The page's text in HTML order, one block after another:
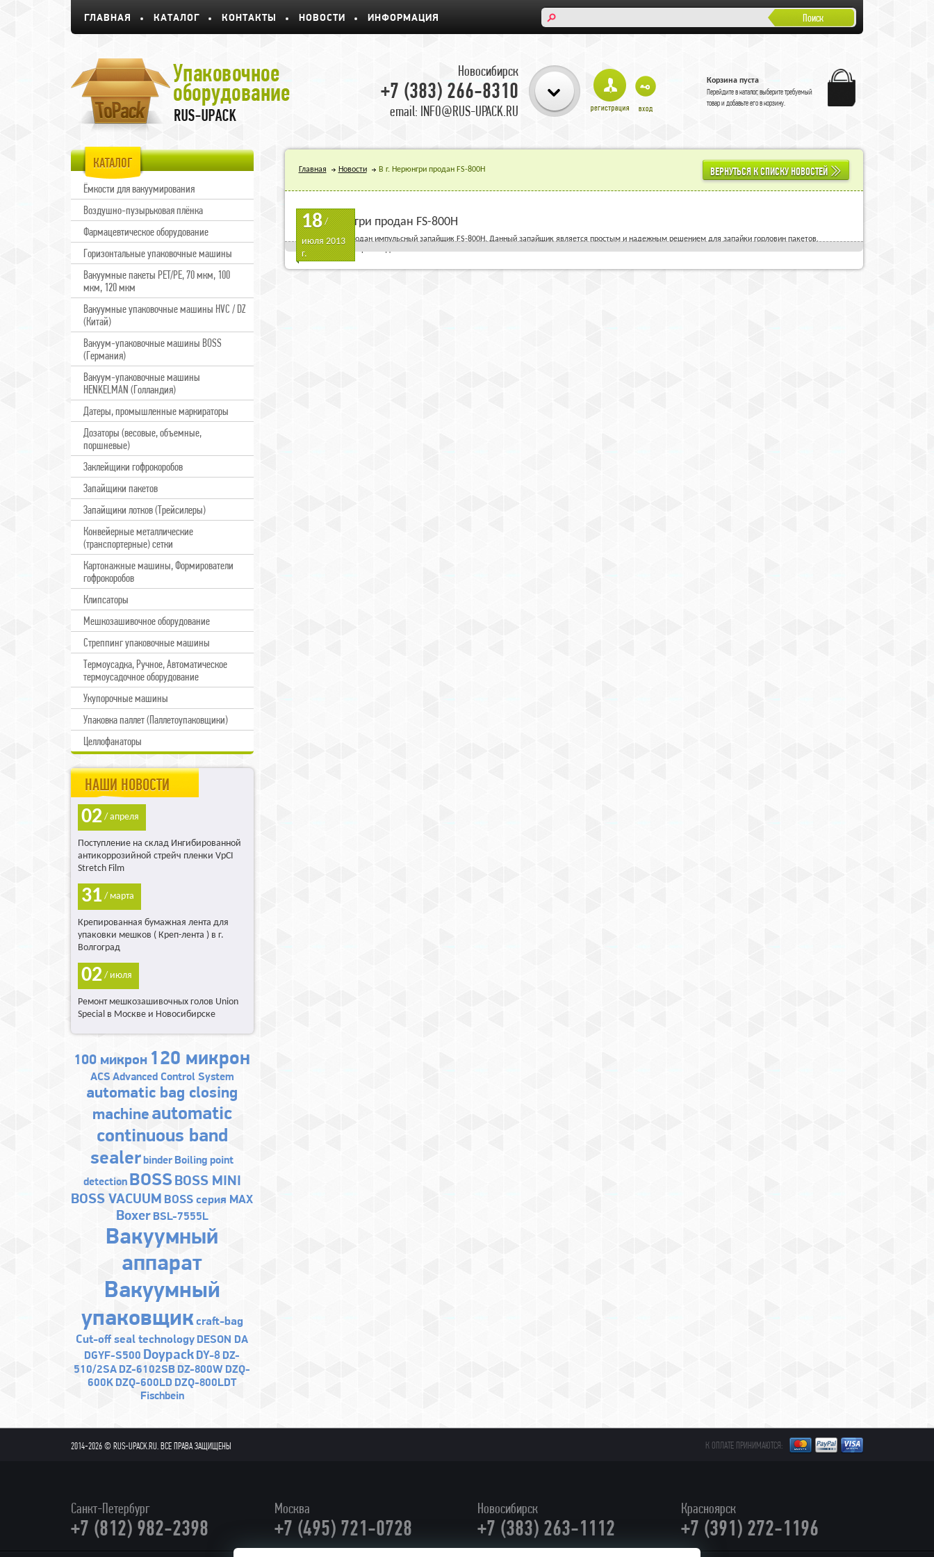
ГЛАВНАЯ КАТАЛОГ КОНТАКТЫ НОВОСТИ ИНФОРМАЦИЯ Поиск
Новосибирск
+7 (383) 266-8310
email: INFO@RUS-UPACK.RU
Корзина пуста
Перейдите вкаталог, выберите требуемый
товар и добавьте его в корзину.
КАТАЛОГ
Ёмкости для вакуумирования
Воздушно-пузырьковая плёнка
Фармацевтическое оборудование
Горизонтальные упаковочные машины
Вакуумные пакеты PET/PE, 70 мкм, 100
мкм, 120 мкм
Вакуумные упаковочные машины HVC / DZ
(Китай)
Вакуум-упаковочные машины BOSS
(Германия)
Вакуум-упаковочные машины
HENKELMAN (Голландия)
Датеры, промышленные маркираторы
Дозаторы (весовые, объемные,
поршневые)
Заклейщики гофрокоробов
Запайщики пакетов
Запайщики лотков (Трейсилеры)
Конвейерные металлические
(транспортерные) сетки
Картонажные машины, Формирователи
гофрокоробов
Клипсаторы
Мешкозашивочное оборудование
Стреппинг упаковочные машины
Термоусадка, Ручное, Автоматическое
термоусадочное оборудование
Укупорочные машины
Упаковка паллет (Паллетоупаковщики)
Целлофанаторы
НАШИ НОВОСТИ
02 / апреля
Поступление на склад Ингибированной
антикоррозийной стрейч пленки VpCI
Stretch Film
31 / марта
Крепированная бумажная лента для
упаковки мешков ( Креп-лента ) в г.
Волгоград
02 / июля
Ремонт мешкозашивочных голов Union
Special в Москве и Новосибирске
100 микрон 120 микрон
ACS Advanced Control System
automatic bag closing
machine automatic
continuous band
sealer binder Boiling point
detection BOSS BOSS MINI
BOSS VACUUM BOSS серия MAX
Boxer BSL-7555L
Bакуумный
аппарат
Bакуумный
упаковщикcraft-bag
Cut-off seal technology DESON DA
DGYF-S500 Doypack DY-8 DZ-
510/2SA DZ-6102SB DZ-800W DZQ-
600K DZQ-600LD DZQ-800LDT
Fischbein
Главная Новости В г. Нерюнгри продан FS-800H ВЕРНУТЬСЯ К СПИСКУ НОВОСТЕЙ
18/
июля 2013
г.
В г. Нерюнгри продан FS-800H
В г.Нерюнгри продан импульсный запайщик FS-800H. Данный запайщик является простым и надежным решением для запайки горловин пакетов,
используемых в производстве.
2014-2026 © RUS-UPACK.RU. ВСЕ ПРАВА ЗАЩИЩЕНЫ К ОПЛАТЕ ПРИНИМАЮТСЯ:
Санкт-Петербург
+7 (812) 982-2398
Москва
+7 (495) 721-0728
Новосибирск
+7 (383) 263-1112
Красноярск
+7 (391) 272-1196